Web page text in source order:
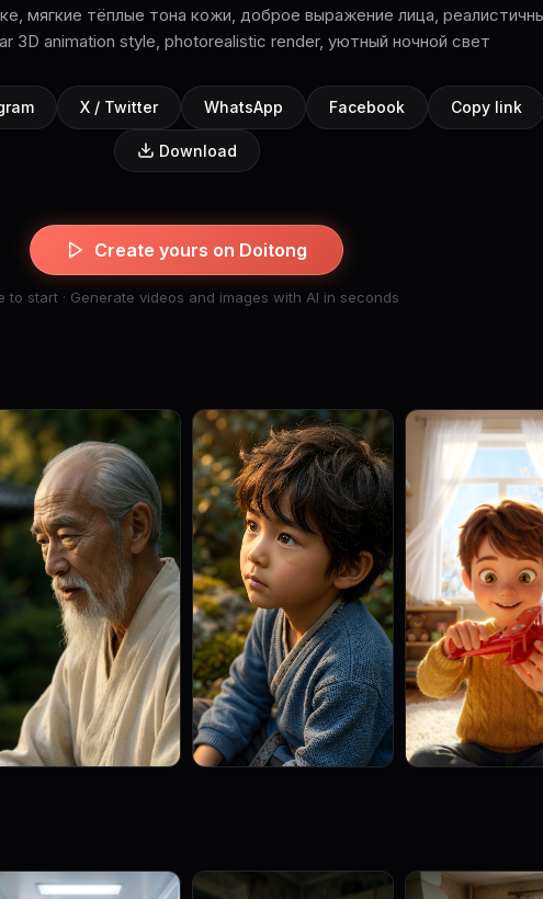
мягкие тёплые тона кожи, доброе выражение лица,
3D animation style, photorealistic render, уютный ночной свет
X / Twitter WhatsApp Facebook Copy link
Download
Create yours on Doitong
to start · Generate videos and images with AI in seconds